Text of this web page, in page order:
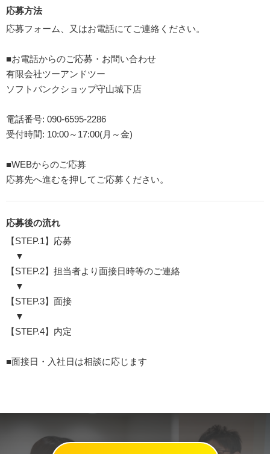
応募方法
応募フォーム、又はお電話にてご連絡ください。
■お電話からのご応募・お問い合わせ
有限会社ツーアンドツー
ソフトバンクショップ守山城下店
電話番号: 090-6595-2286
受付時間: 10:00～17:00(月～金)
■WEBからのご応募
応募先へ進むを押してご応募ください。
応募後の流れ
【STEP.1】応募
▼
【STEP.2】担当者より面接日時等のご連絡
▼
【STEP.3】面接
▼
【STEP.4】内定
■面接日・入社日は相談に応じます